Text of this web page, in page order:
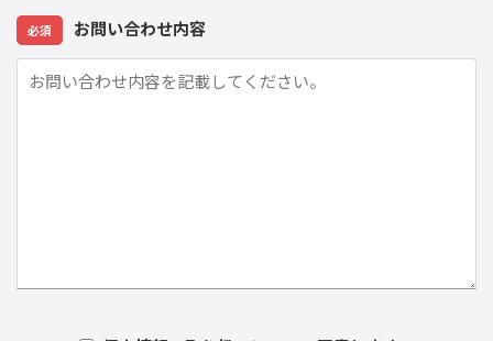
必須 お問い合わせ内容